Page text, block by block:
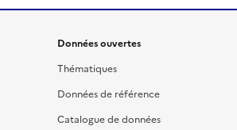
Données ouvertes
Thématiques
Données de référence
Catalogue de données